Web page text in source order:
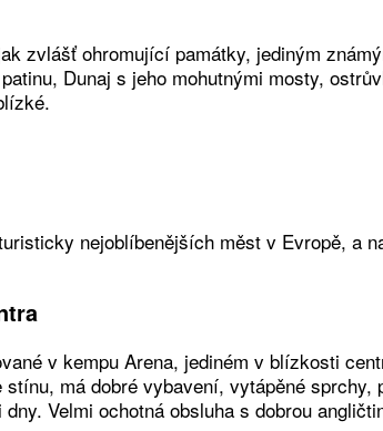
zvlášť ohromující památky, jediným
Dunaj s jeho mohutnými mosty,
nejoblíbenějších měst v Evropě, a
v kempu Arena, jediném v blízkosti
má dobré vybavení, vytápěné
Velmi ochotná obsluha s dobrou